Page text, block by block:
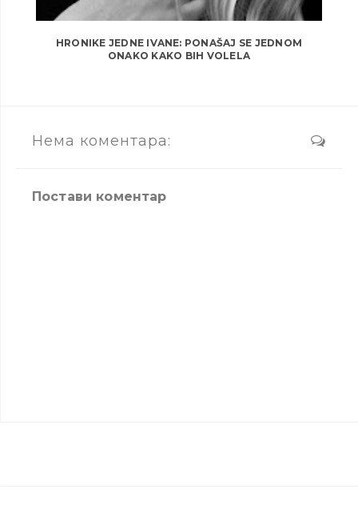
HRONIKE JEDNE IVANE: PONAŠAJ SE JEDNOM
ONAKO KAKO BIH VOLELA
Нема коментара:
Постави коментар